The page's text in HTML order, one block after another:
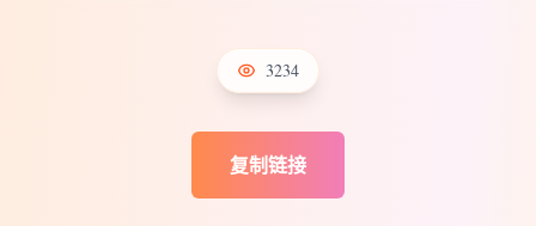
3234
复制链接